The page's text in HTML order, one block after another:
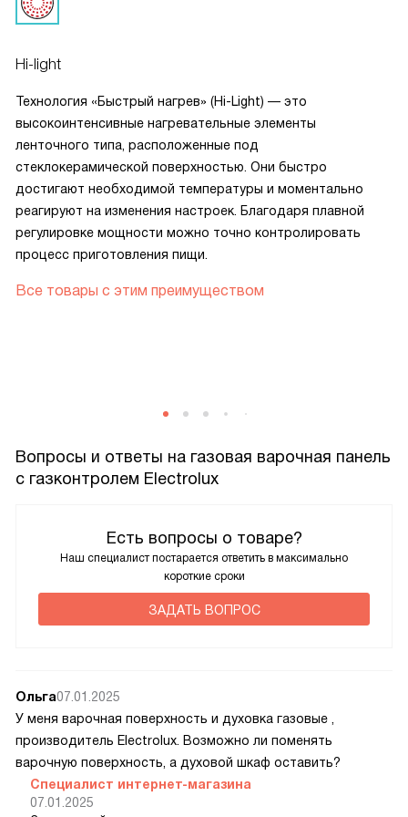
Hi-light
Технология «Быстрый нагрев» (Hi-Light) — это
высокоинтенсивные нагревательные элементы
ленточного типа, расположенные под
стеклокерамической поверхностью. Они быстро
достигают необходимой температуры и моментально
реагируют на изменения настроек. Благодаря плавной
регулировке мощности можно точно контролировать
процесс приготовления пищи.
Все товары с этим преимуществом
Вопросы и ответы на газовая варочная панель
с газконтролем Electrolux
Есть вопросы о товаре?
Наш специалист постарается ответить в максимально
короткие сроки
ЗАДАТЬ ВОПРОС
Ольга07.01.2025
У меня варочная поверхность и духовка газовые ,
производитель Electrolux. Возможно ли поменять
варочную поверхность, а духовой шкаф оставить?
Специалист интернет-магазина
07.01.2025